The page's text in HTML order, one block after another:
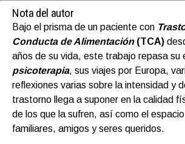
Nota del autor
Bajo el prisma de un paciente con
Conducta de Alimentación (TCA)
años de su vida, este trabajo repasa su
psicoterapia, sus viajes por Europa,
reflexiones varias sobre la intensidad y
trastorno llega a suponer en la calidad
de los que la sufren, así como el
familiares, amigos y seres queridos.